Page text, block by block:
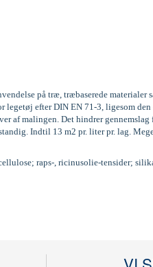
på træ, træbaserede materialer
legetøj efter DIN EN 71-3, ligesom
af malingen. Det hindrer
Indtil 13 m2 pr. liter pr. lag.
raps-, ricinusolie-tensider;